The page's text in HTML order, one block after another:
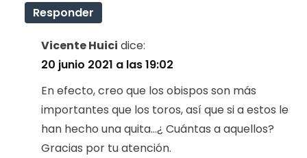
Responder
Vicente Huici dice:
20 junio 2021 a las 19:02
En efecto, creo que los obispos son más
importantes que los toros, así que si a estos le
han hecho una quita…¿ Cuántas a aquellos?
Gracias por tu atención.